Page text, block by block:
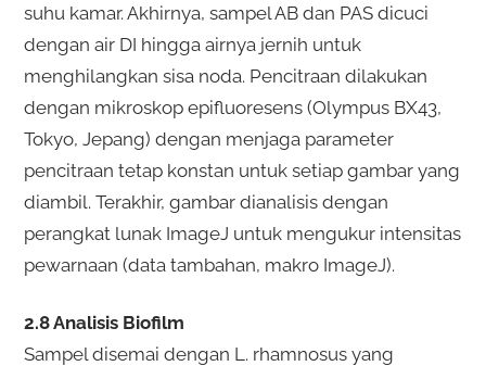
suhu kamar. Akhirnya, sampel AB dan PAS dicuci
dengan air DI hingga airnya jernih untuk
menghilangkan sisa noda. Pencitraan dilakukan
dengan mikroskop epifluoresens (Olympus BX43,
Tokyo, Jepang) dengan menjaga parameter
pencitraan tetap konstan untuk setiap gambar yang
diambil. Terakhir, gambar dianalisis dengan
perangkat lunak ImageJ untuk mengukur intensitas
pewarnaan (data tambahan, makro ImageJ).
2.8 Analisis Biofilm
Sampel disemai dengan L. rhamnosus yang